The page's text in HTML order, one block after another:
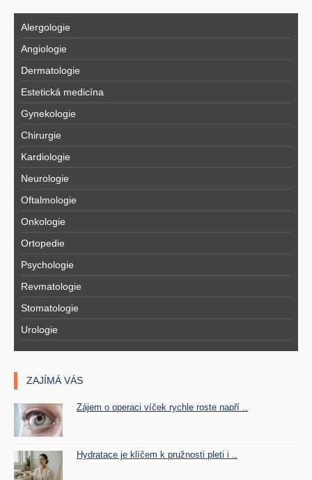
Alergologie
Angiologie
Dermatologie
Estetická medicína
Gynekologie
Chirurgie
Kardiologie
Neurologie
Oftalmologie
Onkologie
Ortopedie
Psychologie
Revmatologie
Stomatologie
Urologie
ZAJÍMÁ VÁS
Zájem o operaci víček rychle roste napří ..
Hydratace je klíčem k pružnosti pleti i ..